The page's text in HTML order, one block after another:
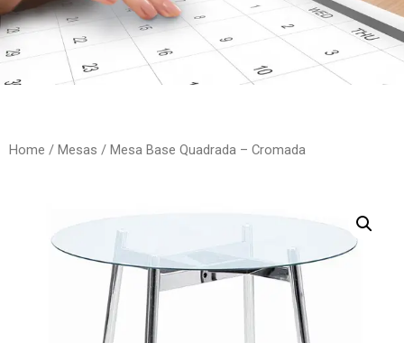
Home / Mesas / Mesa Base Quadrada – Cromada